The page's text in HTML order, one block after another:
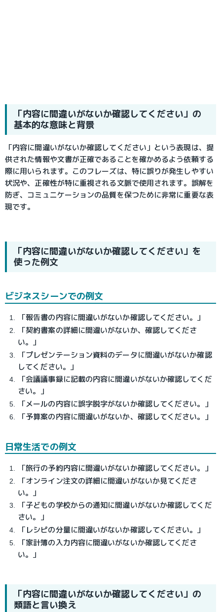
「内容に間違いがないか確認してください」の
基本的な意味と背景
「内容に間違いがないか確認してください」という表現は、提
供された情報や文書が正確であることを確かめるよう依頼する
際に用いられます。このフレーズは、特に誤りが発生しやすい
状況や、正確性が特に重視される文脈で使用されます。誤解を
防ぎ、コミュニケーションの品質を保つために非常に重要な表
現です。
「内容に間違いがないか確認してください」を
使った例文
ビジネスシーンでの例文
「報告書の内容に間違いがないか確認してください。」
「契約書案の詳細に間違いがないか、確認してくださ
い。」
「プレゼンテーション資料のデータに間違いがないか確認
してください。」
「会議議事録に記載の内容に間違いがないか確認してくだ
さい。」
「メールの内容に誤字脱字がないか確認してください。」
「予算案の内容に間違いがないか、確認してください。」
日常生活での例文
「旅行の予約内容に間違いがないか確認してください。」
「オンライン注文の詳細に間違いがないか見てくださ
い。」
「子どもの学校からの通知に間違いがないか確認してくだ
さい。」
「レシピの分量に間違いがないか確認してください。」
「家計簿の入力内容に間違いがないか確認してくださ
い。」
「内容に間違いがないか確認してください」の
類語と言い換え